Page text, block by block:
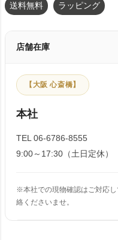
送料無料 ラッピング
店舗在庫
【大阪 心斎橋】
本社
TEL 06-6786-8555
9:00～17:30（土日定休）
※本社での現物確認はご対応
絡くださいませ。